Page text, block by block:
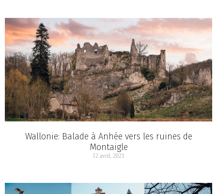
Wallonie: Balade à Anhée vers les ruines de
Montaigle
12 avril, 2021